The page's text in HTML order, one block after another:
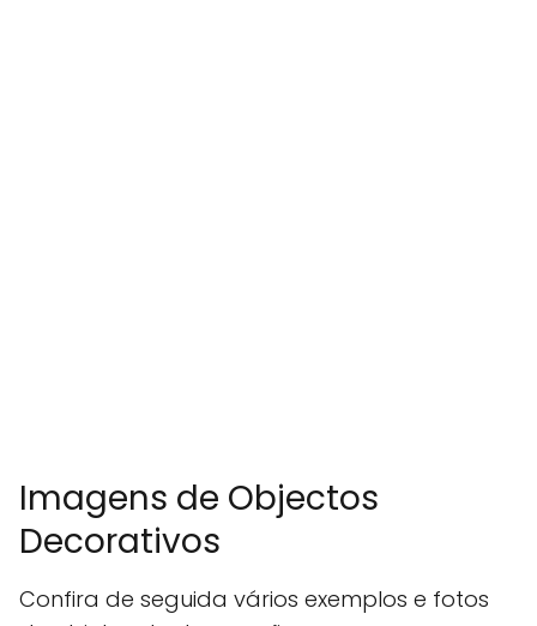
Imagens de Objectos
Decorativos
Confira de seguida vários exemplos e fotos